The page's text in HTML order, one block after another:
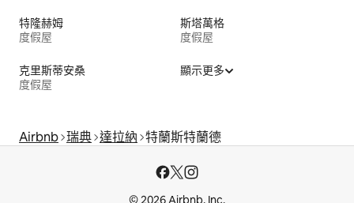
特隆赫姆
度假屋
斯塔萬格
度假屋
克里斯蒂安桑
度假屋
顯示更多
Airbnb 瑞典 達拉納 特蘭斯特蘭德
© 2026 Airbnb, Inc.